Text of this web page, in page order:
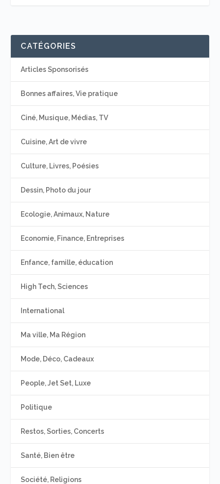
CATÉGORIES
Articles Sponsorisés
Bonnes affaires, Vie pratique
Ciné, Musique, Médias, TV
Cuisine, Art de vivre
Culture, Livres, Poésies
Dessin, Photo du jour
Ecologie, Animaux, Nature
Economie, Finance, Entreprises
Enfance, famille, éducation
High Tech, Sciences
International
Ma ville, Ma Région
Mode, Déco, Cadeaux
People, Jet Set, Luxe
Politique
Restos, Sorties, Concerts
Santé, Bien être
Société, Religions